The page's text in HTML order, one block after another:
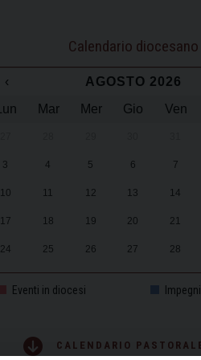
Calendario diocesano
‹ AGOSTO 2026
Lun
Mar Mer Gio Ven
3 4 5 6 7
10 11 12 13 14
17 18 19 20 21
24 25 26 27 28
Eventi in diocesi
CALENDARIO